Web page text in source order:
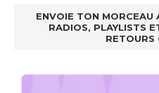
ENVOIE TON MORCEAU
RADIOS, PLAYLISTS
RETOURS